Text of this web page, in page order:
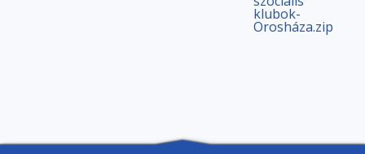
klubok-
Orosháza.zip